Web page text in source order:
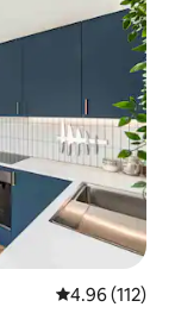
Calificación
4.96 (112)